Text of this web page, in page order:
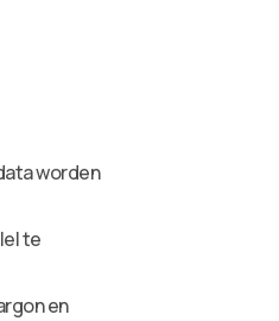
worden
te
en